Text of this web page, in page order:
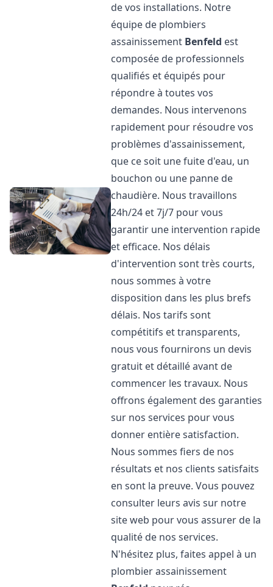
de vos installations. Notre
équipe de plombiers
assainissement Benfeld est
composée de professionnels
qualifiés et équipés pour
répondre à toutes vos
demandes. Nous intervenons
rapidement pour résoudre vos
problèmes d'assainissement,
que ce soit une fuite d'eau, un
bouchon ou une panne de
chaudière. Nous travaillons
24h/24 et 7j/7 pour vous
garantir une intervention rapide
et efficace. Nos délais
d'intervention sont très courts,
nous sommes à votre
disposition dans les plus brefs
délais. Nos tarifs sont
compétitifs et transparents,
nous vous fournirons un devis
gratuit et détaillé avant de
commencer les travaux. Nous
offrons également des garanties
sur nos services pour vous
donner entière satisfaction.
Nous sommes fiers de nos
résultats et nos clients satisfaits
en sont la preuve. Vous pouvez
consulter leurs avis sur notre
site web pour vous assurer de la
qualité de nos services.
N'hésitez plus, faites appel à un
plombier assainissement